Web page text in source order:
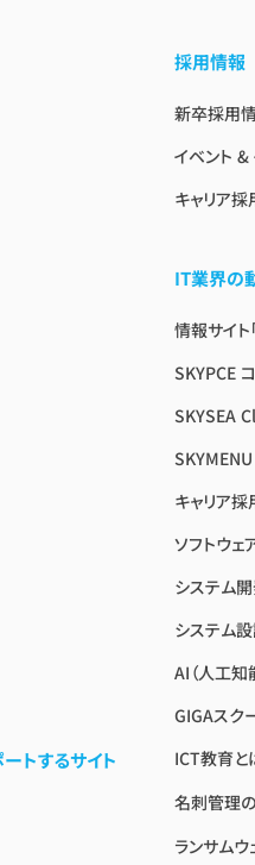
トするサイト
採用情報
新卒採用
イベント &
キャリア
IT業界の
情報サイト
SKYPCE
SKYSEA
キャリア
ソフトウェ
システム
システム
AI（人工
GIGAスク
ICT教育と
名刺管理
ランサム